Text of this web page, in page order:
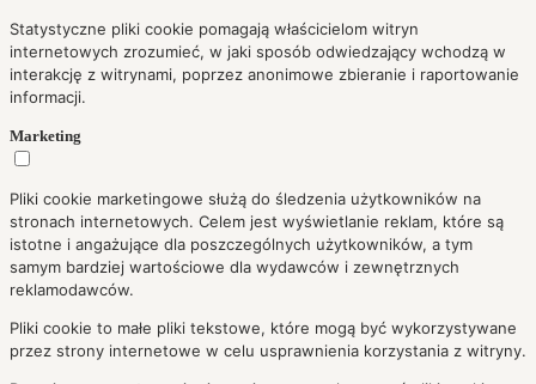
Statystyczne pliki cookie pomagają właścicielom witryn
internetowych zrozumieć, w jaki sposób odwiedzający wchodzą w
interakcję z witrynami, poprzez anonimowe zbieranie i raportowanie
informacji.
Marketing
Pliki cookie marketingowe służą do śledzenia użytkowników na
stronach internetowych. Celem jest wyświetlanie reklam, które są
istotne i angażujące dla poszczególnych użytkowników, a tym
samym bardziej wartościowe dla wydawców i zewnętrznych
reklamodawców.
Pliki cookie to małe pliki tekstowe, które mogą być wykorzystywane
przez strony internetowe w celu usprawnienia korzystania z witryny.